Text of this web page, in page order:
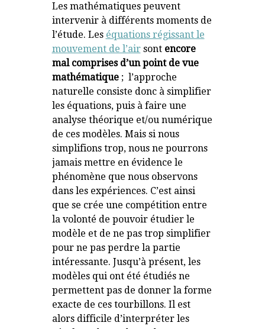
Les mathématiques peuvent
intervenir à différents moments de
l’étude. Les équations régissant le
mouvement de l’airsont encore
mal comprises d’un point de vue
mathématique; l’approche
naturelle consiste donc à simplifier
les équations, puis à faire une
analyse théorique et/ou numérique
de ces modèles. Mais si nous
simplifions trop, nous ne pourrons
jamais mettre en évidence le
phénomène que nous observons
dans les expériences. C’est ainsi
que se crée une compétition entre
la volonté de pouvoir étudier le
modèle et de ne pas trop simplifier
pour ne pas perdre la partie
intéressante. Jusqu’à présent, les
modèles qui ont été étudiés ne
permettent pas de donner la forme
exacte de ces tourbillons. Il est
alors difficile d’interpréter les